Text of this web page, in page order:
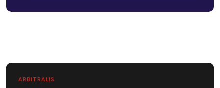
ARBITRALIS